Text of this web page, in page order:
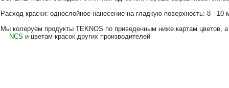
Расход краски: однослойное нанесение на гладкую поверхность: 8 - 10
Мы колеруем продукты TEKNOS по приведенным ниже картам цветов,
NCS и цветам красок других производителей